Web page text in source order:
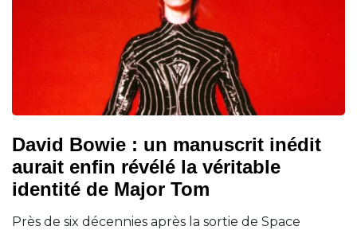
David Bowie : un manuscrit inédit
aurait enfin révélé la véritable
identité de Major Tom
Près de six décennies après la sortie de Space